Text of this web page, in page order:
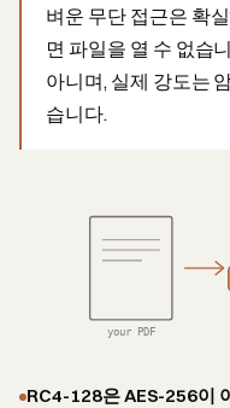
벼운 무단 접근은 확
면 파일을 열 수 없습
아니며, 실제 강도는
습니다.
your PDF
RC4-128은 AES-256이